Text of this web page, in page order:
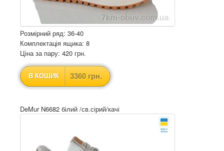
Розмірний ряд: 36-40
Комплектація ящика: 8
Ціна за пару: 420 грн.
В КОШИК 3360 грн.
DeMur N6682 білий /св.сірий/качі